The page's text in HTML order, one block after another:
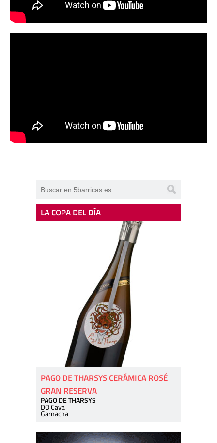
LA COPA DEL DÍA
PAGO DE THARSYS CERÁMICA ROSÉ
GRAN RESERVA
PAGO DE THARSYS
DO Cava
Garnacha